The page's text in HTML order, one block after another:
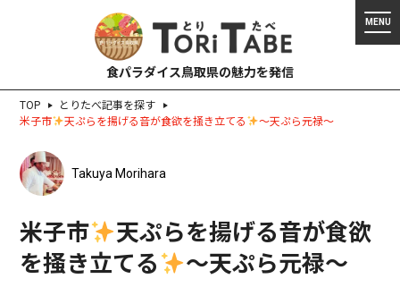
食パラダイス鳥取県の魅力を発信
TOP
とりたべ記事を探す
米子市
天ぷらを揚げる音が食欲を掻き立てる 〜天ぷら元禄〜
Takuya Morihara
米子市
天ぷらを揚げる音が食欲
を掻き立てる
〜天ぷら元禄〜